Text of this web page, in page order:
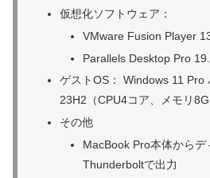
仮想化ソフトウェア：
VMware Fusion Player
Parallels Desktop Pro
ゲストOS： Windows 11 Pro
23H2（CPU4コア、メモリ
その他
MacBook Pro本体からデ
Thunderboltで出力